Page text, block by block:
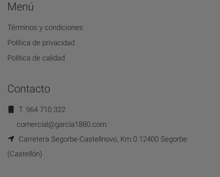
Menú
Términos y condiciones
Política de privacidad
Política de calidad
Contacto
T. 964 710 322
comercial@garcia1880.com
Carretera Segorbe-Castellnovo, Km.0 12400 Segorbe
(Castellón)